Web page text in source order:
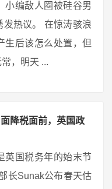
小编敌人圈被硅谷男
热议。 在惊涛骇浪
生后该怎么处置，但
，明天 ...
降税面前，英国政
英国税务年的始末节
长Sunak公布春天估